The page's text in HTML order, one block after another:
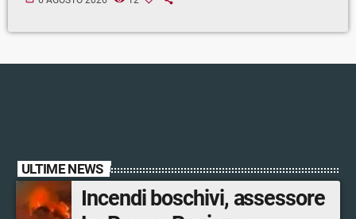
ULTIME NEWS
Incendi boschivi, assessore